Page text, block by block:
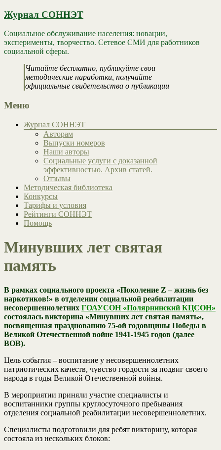
Журнал СОННЭТ
Социальное обслуживание населения: новации,
эксперименты, творчество. Сетевое СМИ для работников
социальной сферы.
Читайте бесплатно, публикуйте свои
методические наработки, получайте
официальные свидетельства о публикации
Меню
Журнал СОННЭТ
Авторам
Выпуски номеров
Наши авторы
Социальные услуги с доказанной
эффективностью. Архив статей.
Отзывы
Методическая библиотека
Конкурсы
Тарифы и условия
Рейтинги СОННЭТ
Помощь
Минувших лет святая
память
В рамках социального проекта «Поколение Z – жизнь без
наркотиков!» в отделении социальной реабилитации
несовершеннолетних ГОАУСОН «Полярнинский КЦСОН»
состоялась викторина «Минувших лет святая память»,
посвященная празднованию 75-ой годовщины Победы в
Великой Отечественной войне 1941-1945 годов (далее
ВОВ).
Цель события – воспитание у несовершеннолетних
патриотических качеств, чувство гордости за подвиг своего
народа в годы Великой Отечественной войны.
В мероприятии приняли участие специалисты и
воспитанники группы круглосуточного пребывания
отделения социальной реабилитации несовершеннолетних.
Специалисты подготовили для ребят викторину, которая
состояла из нескольких блоков: